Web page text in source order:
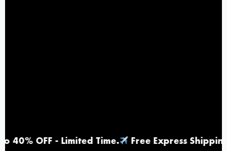
- Limited Time. Free Express Shipping | Top